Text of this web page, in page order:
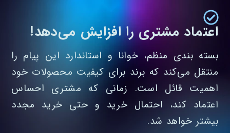
اعتماد مشتری را افزایش می‌دهد!
بسته‌ بندی منظم، خوانا و استاندارد این پیام را
منتقل می‌کند که برند برای کیفیت محصولات خود
اهمیت قائل است. زمانی که مشتری احساس
اعتماد کند، احتمال خرید و حتی خرید مجدد
بیشتر خواهد شد.